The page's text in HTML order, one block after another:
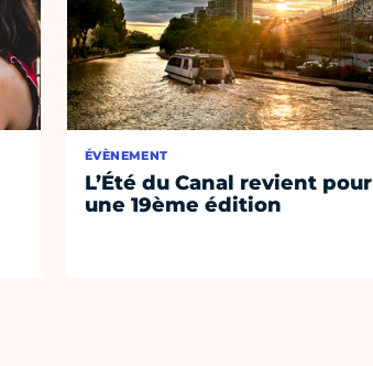
ÉVÈNEMENT
L’Été du Canal revient pour
une 19ème édition